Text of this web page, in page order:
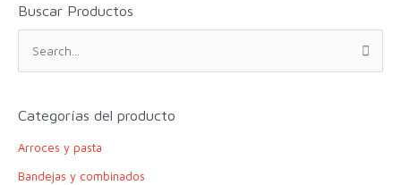
Buscar Productos
r
p
Categorías del producto
Arroces y pasta
Bandejas y combinados